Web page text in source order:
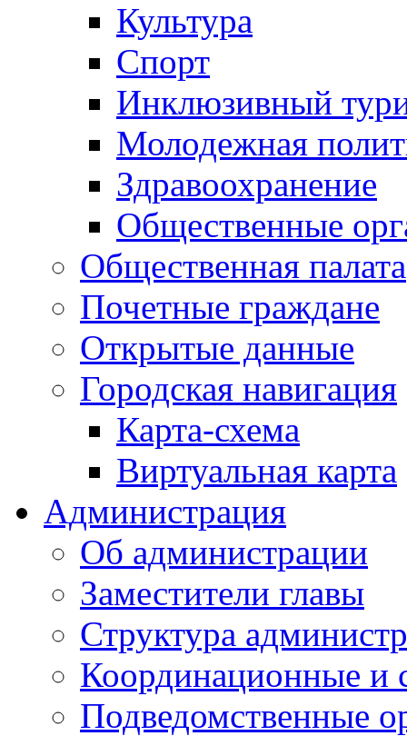
Культура
Спорт
Инклюзивный
Молодежная
Здравоохранение
Общественные
Общественная палата
Почетные граждане
Открытые данные
Городская навигация
Карта-схема
Виртуальная карта
Администрация
Об администрации
Заместители главы
Структура
Координационные и
Подведомственные